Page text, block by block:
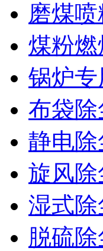
磨煤喷
煤粉燃
锅炉专
布袋除
静电除
旋风除
湿式除
脱硫除